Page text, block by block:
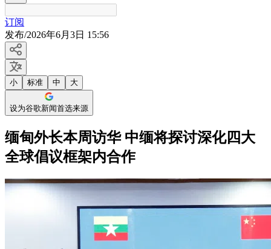
订阅
发布/2026年6月3日 15:56
小 标准 中 大
设为谷歌新闻首选来源
缅甸外长本周访华 中缅将探讨深化四大
全球倡议框架内合作